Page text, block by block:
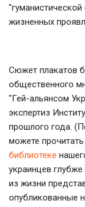
жизненных
Сюжет плакатов
общественного
"Гей-альянсом
экспертиз
прошлого года.
можете прочитать
библиотеке
украинцев
из жизни
опубликованные